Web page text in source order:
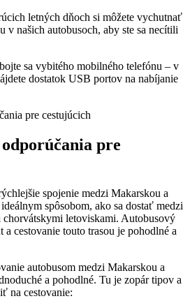
letných dňoch si môžete vychutnať
v našich autobusoch, aby ste sa necítili
sa vybitého mobilného telefónu – v
dostatok USB portov na nabíjanie
pre
spojenie medzi Makarskou a
spôsobom, ako sa dostať medzi
letoviskami. Autobusový
cestovanie touto trasou je pohodlné a
autobusom medzi Makarskou a
a pohodlné. Tu je zopár tipov a
na cestovanie: